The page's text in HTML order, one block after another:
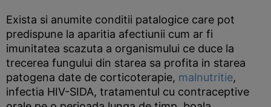
Exista si anumite conditii patalogice care pot
predispune la aparitia afectiunii cum ar fi
imunitatea scazuta a organismului ce duce la
trecerea fungului din starea sa profita in starea
patogena date de corticoterapie, malnutritie,
infectia HIV-SIDA, tratamentul cu contraceptive